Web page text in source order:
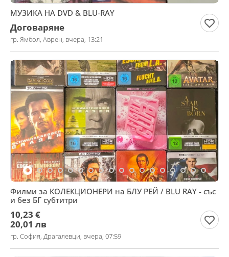
МУЗИКА НА DVD & BLU-RAY
Договаряне
гр. Ямбол, Аврен, вчера, 13:21
Филми за КОЛЕКЦИОНЕРИ на БЛУ РЕЙ / BLU RAY - със
и без БГ субтитри
10,23 €
20,01 лв
гр. София, Драгалевци, вчера, 07:59